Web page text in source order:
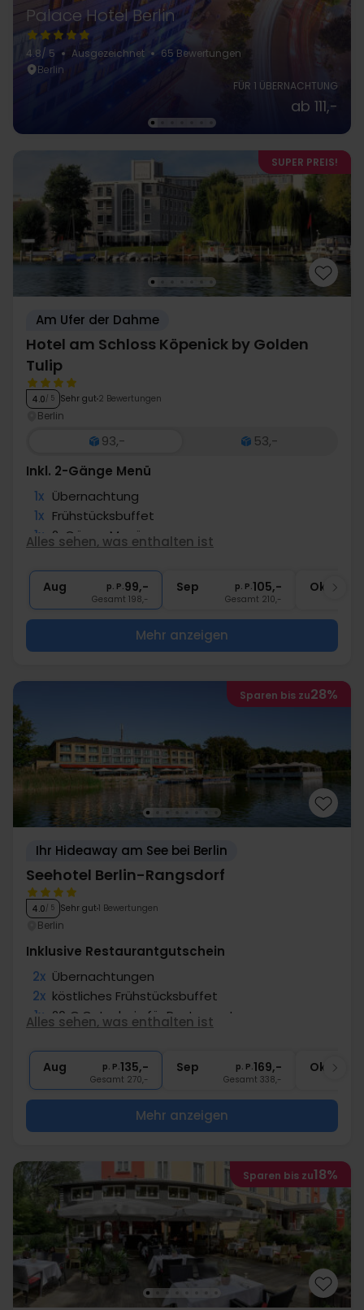
Palace Hotel Berlin
4.8/ 5 Ausgezeichnet
65 Bewertungen
Berlin
FÜR 1 ÜBERNACHTUNG
ab 111,-
SUPER PREIS!
Am Ufer der Dahme
Hotel am Schloss Köpenick by Golden
Tulip
4.0/ 5 Sehr gut 2 Bewertungen
Berlin
93,-
53,-
Inkl. 2-Gänge Menü
1x Übernachtung
1x Frühstücksbuffet
1x 2-Gänge Menü
1x 1 Begrüßungsgetränk
Alles sehen, was enthalten ist
Aug p. P.99,-
Gesamt 198,-
Sep p. P.105,-
Gesamt 210,-
Okt
Mehr anzeigen
Sparen bis zu28%
Ihr Hideaway am See bei Berlin
Seehotel Berlin-Rangsdorf
4.0/ 5 Sehr gut 1 Bewertungen
Berlin
Inklusive Restaurantgutschein
2x Übernachtungen
2x köstliches Frühstücksbuffet
1x 20 € Gutschein für Restaurant
∞ Nutzung Sauna-u. Ruhebereich
Alles sehen, was enthalten ist
Aug p. P.135,-
Gesamt 270,-
Sep p. P.169,-
Gesamt 338,-
Okt
Mehr anzeigen
Sparen bis zu18%